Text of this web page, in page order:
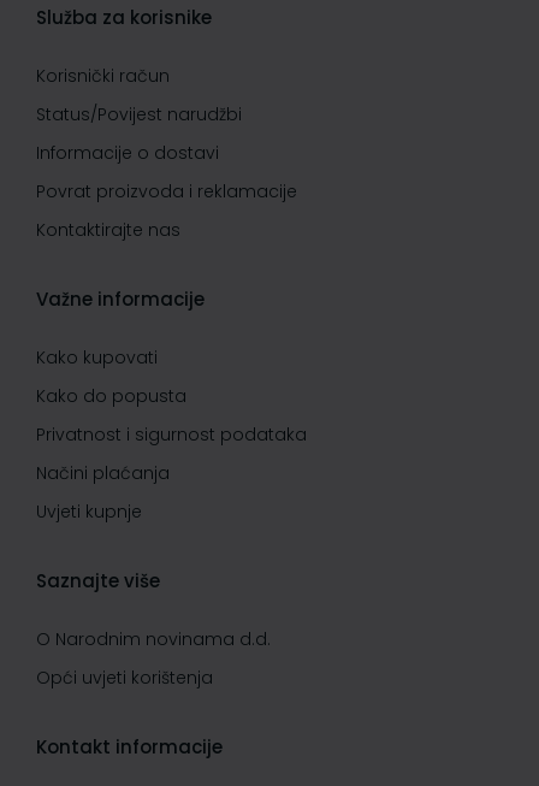
Služba za korisnike
Korisnički račun
Status/Povijest narudžbi
Informacije o dostavi
Povrat proizvoda i reklamacije
Kontaktirajte nas
Važne informacije
Kako kupovati
Kako do popusta
Privatnost i sigurnost podataka
Načini plaćanja
Uvjeti kupnje
Saznajte više
O Narodnim novinama d.d.
Opći uvjeti korištenja
Kontakt informacije